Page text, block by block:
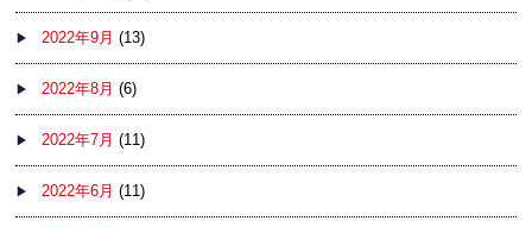
2022年9月 (13)
2022年8月 (6)
2022年7月 (11)
2022年6月 (11)